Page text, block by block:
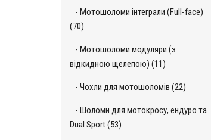
- Мотошоломи інтеграли (Full-face)
(70)
- Мотошоломи модуляри (з
відкидною щелепою) (11)
- Чохли для мотошоломів (22)
- Шоломи для мотокросу, ендуро та
Dual Sport (53)